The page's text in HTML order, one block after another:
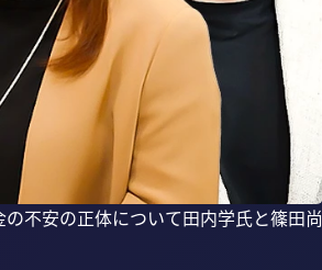
不安の正体について田内学氏と篠田尚